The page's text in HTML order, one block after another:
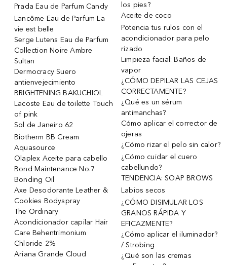
Prada Eau de Parfum Candy
Lancôme Eau de Parfum La
vie est belle
Serge Lutens Eau de Parfum
Collection Noire Ambre
Sultan
Dermocracy Suero
antienvejecimiento
BRIGHTENING BAKUCHIOL
Lacoste Eau de toilette Touch
of pink
Sol de Janeiro 62
Biotherm BB Cream
Aquasource
Olaplex Aceite para cabello
Bond Maintenance No.7
Bonding Oil
Axe Desodorante Leather &
Cookies Bodyspray
The Ordinary
Acondicionador capilar Hair
Care Behentrimonium
Chloride 2%
Ariana Grande Cloud
los pies?
Aceite de coco
Potencia tus rulos con el
acondicionador para pelo
rizado
Limpieza facial: Baños de
vapor
¿CÓMO DEPILAR LAS CEJAS
CORRECTAMENTE?
¿Qué es un sérum
antimanchas?
Cómo aplicar el corrector de
ojeras
¿Cómo rizar el pelo sin calor?
¿Cómo cuidar el cuero
cabellundo?
TENDENCIA: SOAP BROWS
Labios secos
¿CÓMO DISIMULAR LOS
GRANOS RÁPIDA Y
EFICAZMENTE?
¿Cómo aplicar el iluminador?
/ Strobing
¿Qué son las cremas